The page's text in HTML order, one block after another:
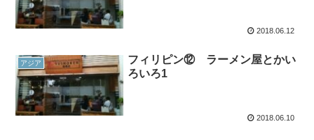
2018.06.12
アジア
フィリピン⑫ ラーメン屋とかい
ろいろ1
2018.06.10